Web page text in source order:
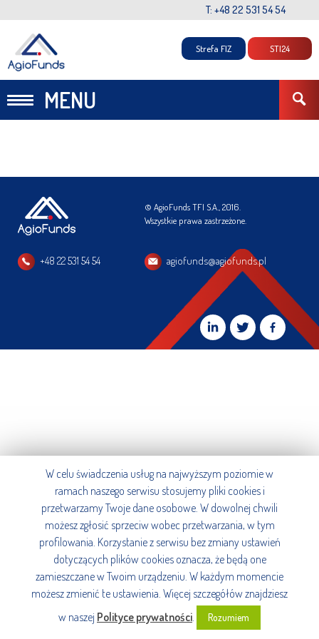
T: +48 22 531 54 54
MENU
Strefa FIZ STI24
© AgioFunds TFI S.A., 2016.
Wszystkie prawa zastrzeżone.
+48 22 531 54 54 agiofunds@agiofunds.pl
W celu świadczenia usług na najwyższym poziomie w
ramach naszego serwisu stosujemy pliki cookies i
przetwarzamy Twoje dane osobowe. W dowolnej chwili
możesz zgłosić sprzeciw wobec przetwarzania, w tym
profilowania. Korzystanie z serwisu bez zmiany ustawień
dotyczących plików cookies oznacza, że będą one
zamieszczane w Twoim urządzeniu. W każdym momencie
możesz zmienić te ustawienia. Więcej szczegółów znajdziesz
w naszej Polityce prywatności. Rozumiem